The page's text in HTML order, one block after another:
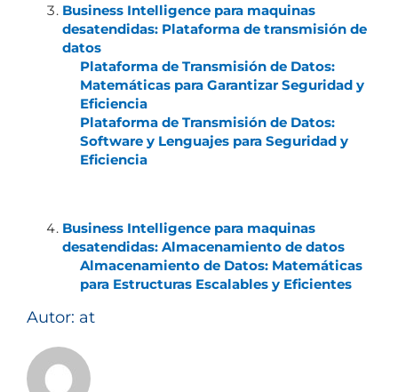
Business Intelligence para maquinas
desatendidas: Plataforma de transmisión de
datos
Plataforma de Transmisión de Datos:
Matemáticas para Garantizar Seguridad y
Eficiencia
Plataforma de Transmisión de Datos:
Software y Lenguajes para Seguridad y
Eficiencia
Business Intelligence para maquinas
desatendidas: Almacenamiento de datos
Almacenamiento de Datos: Matemáticas
para Estructuras Escalables y Eficientes
Autor: at